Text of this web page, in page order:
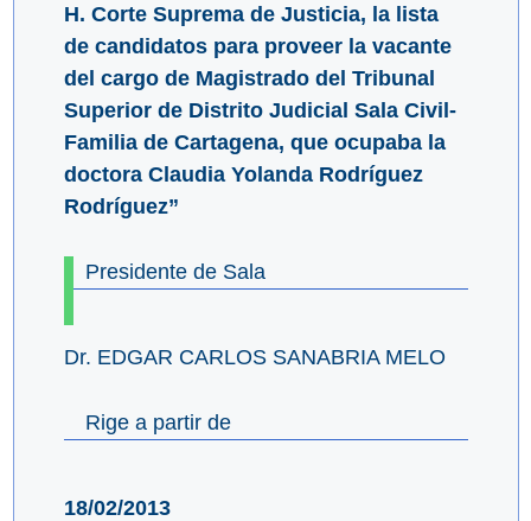
H. Corte Suprema de Justicia, la lista
de candidatos para proveer la vacante
del cargo de Magistrado del Tribunal
Superior de Distrito Judicial Sala Civil-
Familia de Cartagena, que ocupaba la
doctora Claudia Yolanda Rodríguez
Rodríguez”
Presidente de Sala
Dr. EDGAR CARLOS SANABRIA MELO
Rige a partir de
18/02/2013